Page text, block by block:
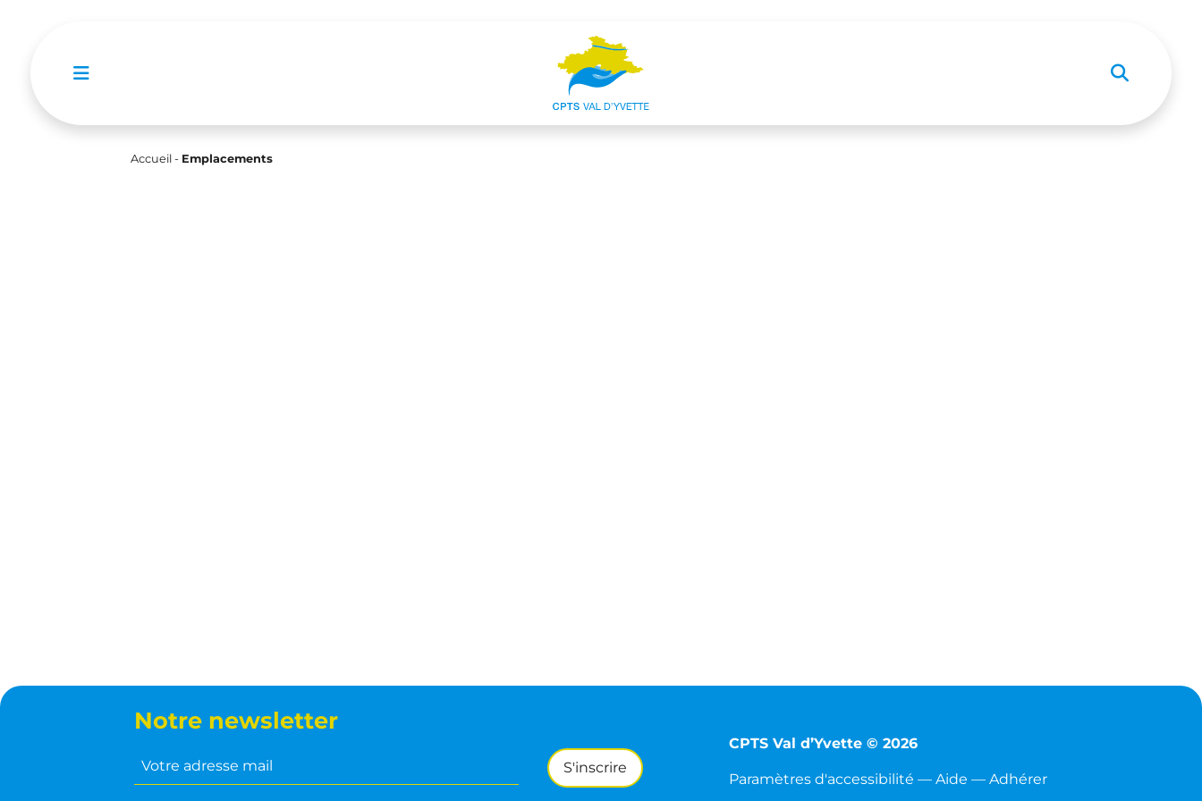
Ouvrir le menu de navigation mobile
Accueil - Emplacements
Notre newsletter
Votre
CPTS Val d’Yvette © 2026
Paramètres d'accessibilité — Aide — Adhérer